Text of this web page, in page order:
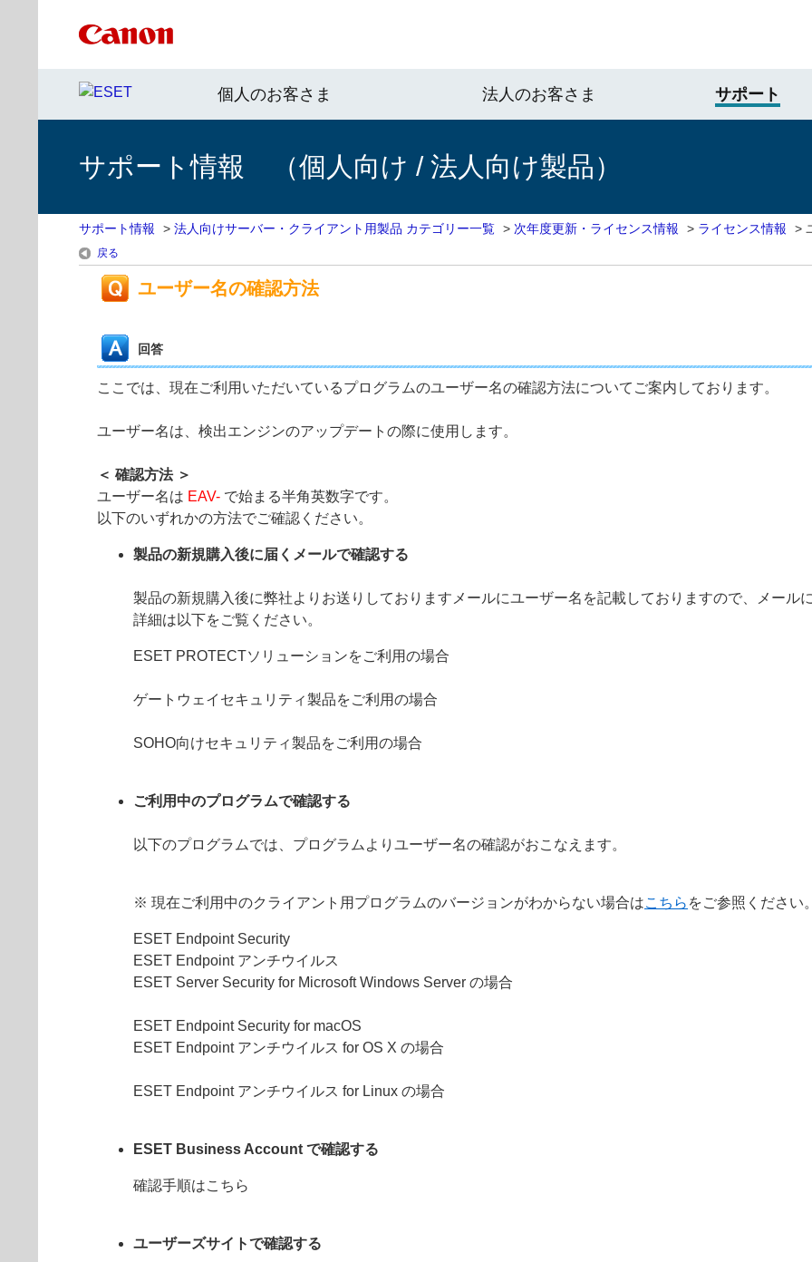
個人のお客さま 法人のお客さま サポート
サポート情報 （個人向け / 法人向け製品）
サポート情報 > 法人向けサーバー・クライアント用製品 カテゴリー一覧 > 次年度更新・ライセンス情報 > ライセンス情報 >
戻る
ユーザー名の確認方法
回答
ここでは、現在ご利用いただいているプログラムのユーザー名の確認方法についてご案内しております。
ユーザー名は、検出エンジンのアップデートの際に使用します。
＜ 確認方法 ＞
ユーザー名は EAV- で始まる半角英数字です。
以下のいずれかの方法でご確認ください。
製品の新規購入後に届くメールで確認する
製品の新規購入後に弊社よりお送りしておりますメールにユーザー名を記載しておりますので、メール
詳細は以下をご覧ください。
ESET PROTECTソリューションをご利用の場合
ゲートウェイセキュリティ製品をご利用の場合
SOHO向けセキュリティ製品をご利用の場合
ご利用中のプログラムで確認する
以下のプログラムでは、プログラムよりユーザー名の確認がおこなえます。
※ 現在ご利用中のクライアント用プログラムのバージョンがわからない場合はこちら をご参照ください
ESET Endpoint Security
ESET Endpoint アンチウイルス
ESET Server Security for Microsoft Windows Server の場合
ESET Endpoint Security for macOS
ESET Endpoint アンチウイルス for OS X の場合
ESET Endpoint アンチウイルス for Linux の場合
ESET Business Account で確認する
確認手順はこちら
ユーザーズサイトで確認する